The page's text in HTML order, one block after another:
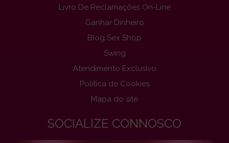
Livro De Reclamações On-Line
Ganhar Dinheiro
Blog Sex Shop
Swing
Atendimento Exclusivo
Politica de Cookies
Mapa do site
SOCIALIZE CONNOSCO